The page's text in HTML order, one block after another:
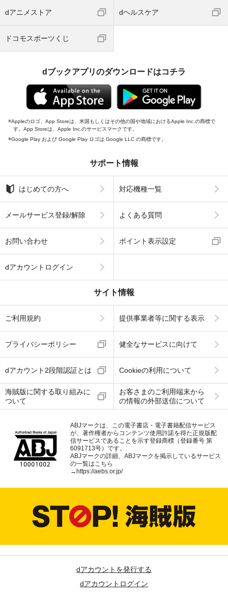
dアニメストア dヘルスケア
ドコモスポーツくじ
dブックアプリのダウンロードはコチラ
Appleのロゴ、App Storeは、米国もしくはその他の国や地域におけるApple Inc.の商標で
す。App Storeは、Apple Inc.のサービスマークです。
Google Play および Google Play ロゴは Google LLC の商標です。
サポート情報
はじめての方へ 対応機種一覧
メールサービス登録/解除 よくある質問
お問い合わせ ポイント表示設定
dアカウントログイン
サイト情報
ご利用規約 提供事業者等に関する表示
プライバシーポリシー 健全なサービスに向けて
dアカウント2段階認証とは Cookieの利用について
海賊版に関する取り組みに
ついて
お客さまのご利用端末から
の情報の外部送信について
ABJマークは、この電子書店・電子書籍配信サービス
が、著作権者からコンテンツ使用許諾を得た正規版配
信サービスであることを示す登録商標（登録番号 第
6091713号）です。
ABJマークの詳細、ABJマークを掲示しているサービス
の一覧はこちら
→ https://aebs.or.jp/
dアカウントを発行する
dアカウントログイン